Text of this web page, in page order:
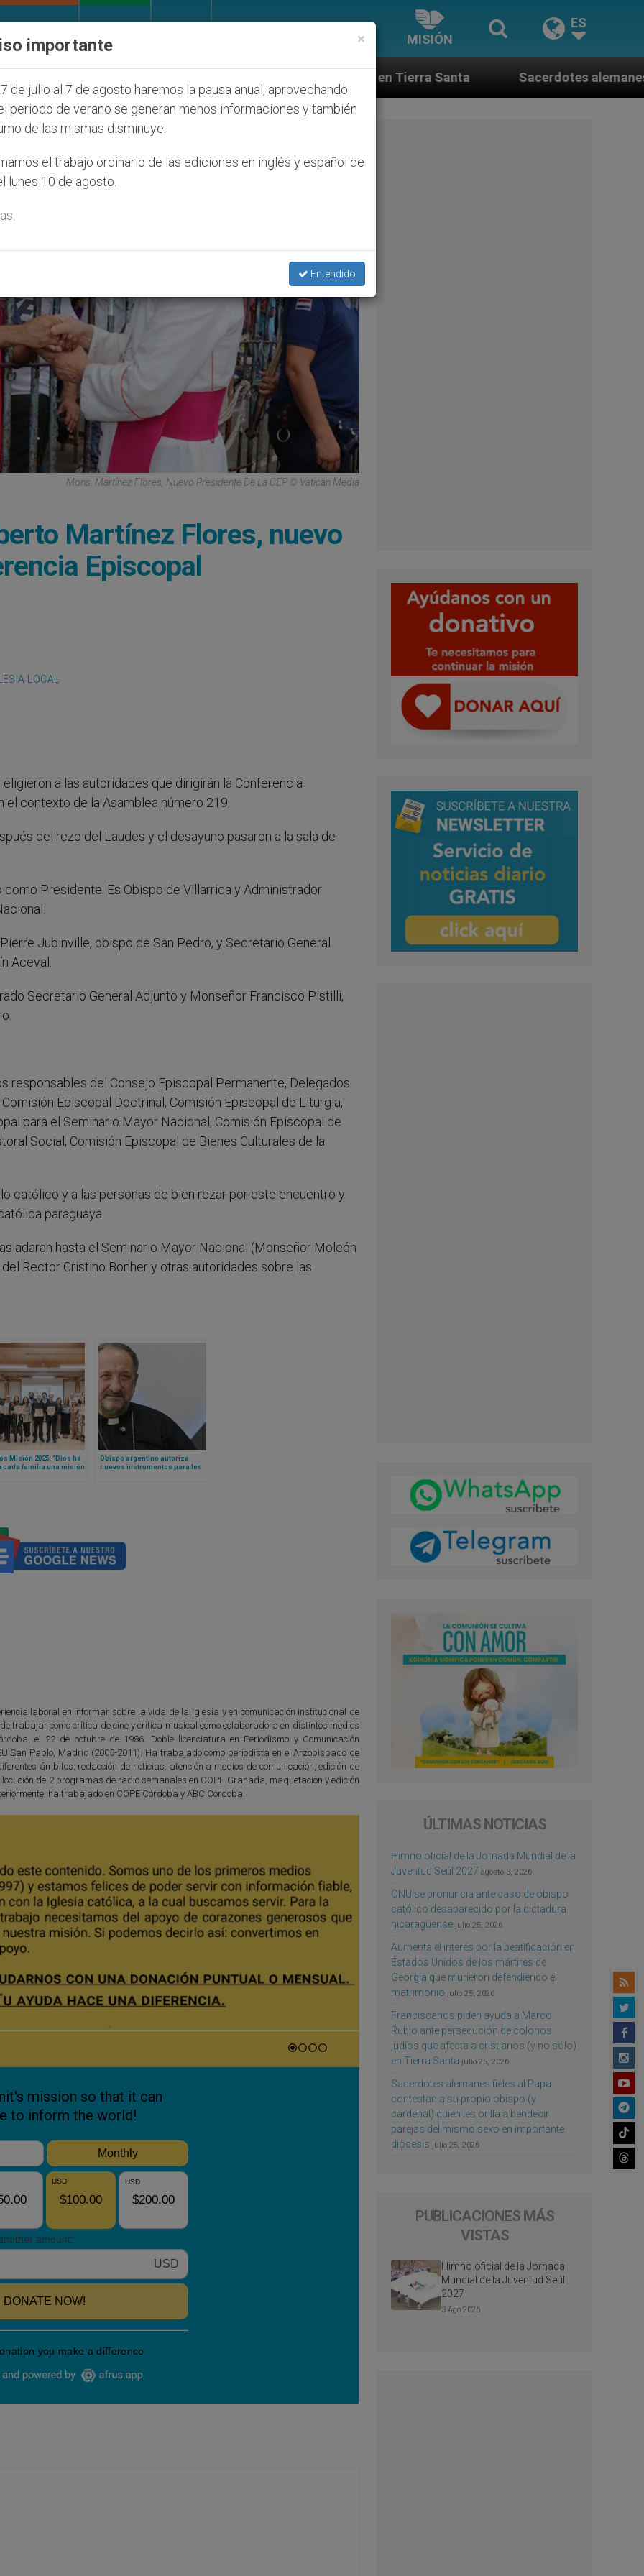
MISIÓN
ES
afecta a cristianos (y no sólo) en Tierra Santa Sacerdotes alemanes fieles al Papa
Mons. Martínez Flores, Nuevo Presidente De La CEP © Vatican Media
Martínez Flores, nuevo
Episcopal
LOCAL
a las autoridades que dirigirán la Conferencia
contexto de la Asamblea número 219.
del rezo del Laudes y el desayuno pasaron a la sala de
Presidente. Es Obispo de Villarrica y Administrador
Jubinville, obispo de San Pedro, y Secretario General
Aceval.
Secretario General Adjunto y Monseñor Francisco Pistilli,
responsables del Consejo Episcopal Permanente, Delegados
Episcopal Doctrinal, Comisión Episcopal de Liturgia,
para el Seminario Mayor Nacional, Comisión Episcopal de
Social, Comisión Episcopal de Bienes Culturales de la
católico y a las personas de bien rezar por este encuentro y
paraguaya.
hasta el Seminario Mayor Nacional (Monseñor Moleón
Rector Cristino Bonher y otras autoridades sobre las
Misión 2025: “Dios ha
cada familia una misión
Obispo argentino autoriza
nuevos instrumentos para los
laboral en informar sobre la vida de la Iglesia y en comunicación institucional de
trabajar como crítica de cine y crítica musical como colaboradora en distintos medios
el 22 de octubre de 1986. Doble licenciatura en Periodismo y Comunicación
San Pablo, Madrid (2005-2011). Ha trabajado como periodista en el Arzobispado de
ámbitos: redacción de noticias, atención a medios de comunicación, edición de
de 2 programas de radio semanales en COPE Granada, maquetación y edición
ha trabajado en COPE Córdoba y ABC Córdoba.
ÚLTIMAS NOTICIAS
Himno oficial de la Jornada Mundial de la
Juventud Seúl 2027 agosto 3, 2026
ONU se pronuncia ante caso de obispo
católico desaparecido por la dictadura
nicaragüense julio 25, 2026
Aumenta el interés por la beatificación en
Estados Unidos de los mártires de
Georgia que murieron defendiendo el
matrimonio julio 25, 2026
Franciscanos piden ayuda a Marco
Rubio ante persecución de colonos
judíos que afecta a cristianos (y no sólo)
en Tierra Santa julio 25, 2026
Sacerdotes alemanes fieles al Papa
contestan a su propio obispo (y
cardenal) quien les orilla a bendecir
parejas del mismo sexo en importante
diócesis julio 25, 2026
PUBLICACIONES MÁS
VISTAS
Himno oficial de la Jornada
Mundial de la Juventud Seúl
2027
3 Ago 2026
×
importante
de julio al 7 de agosto haremos la pausa anual, aprovechando
periodo de verano se generan menos informaciones y también
de las mismas disminuye.
el trabajo ordinario de las ediciones en inglés y español de
lunes 10 de agosto.
Entendido